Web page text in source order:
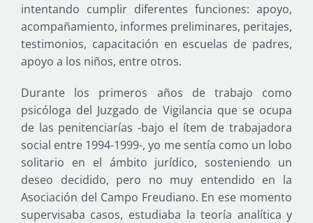
intentando cumplir diferentes funciones: apoyo,
acompañamiento, informes preliminares, peritajes,
testimonios, capacitación en escuelas de padres,
apoyo a los niños, entre otros.
Durante los primeros años de trabajo como
psicóloga del Juzgado de Vigilancia que se ocupa
de las penitenciarías -bajo el ítem de trabajadora
social entre 1994-1999-, yo me sentía como un lobo
solitario en el ámbito jurídico, sosteniendo un
deseo decidido, pero no muy entendido en la
Asociación del Campo Freudiano. En ese momento
supervisaba casos, estudiaba la teoría analítica y